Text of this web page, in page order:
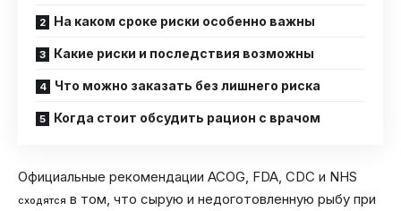
На каком сроке риски особенно важны
Какие риски и последствия возможны
Что можно заказать без лишнего риска
Когда стоит обсудить рацион с врачом
Официальные рекомендации ACOG, FDA, CDC и NHS
сходятся в том, что сырую и недоготовленную рыбу при